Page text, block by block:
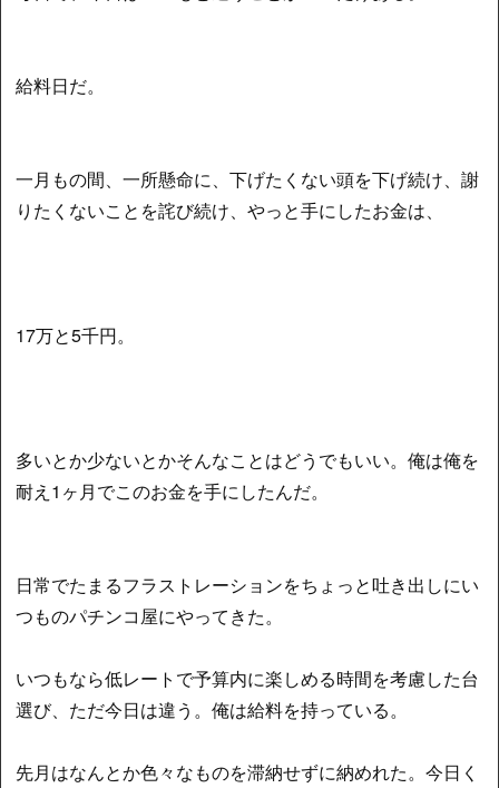
給料日だ。
一月もの間、一所懸命に、下げたくない頭を下げ続け、謝
りたくないことを詫び続け、やっと手にしたお金は、
17万と5千円。
多いとか少ないとかそんなことはどうでもいい。俺は俺を
耐え1ヶ月でこのお金を手にしたんだ。
日常でたまるフラストレーションをちょっと吐き出しにい
つものパチンコ屋にやってきた。
いつもなら低レートで予算内に楽しめる時間を考慮した台
選び、ただ今日は違う。俺は給料を持っている。
先月はなんとか色々なものを滞納せずに納めれた。今日く